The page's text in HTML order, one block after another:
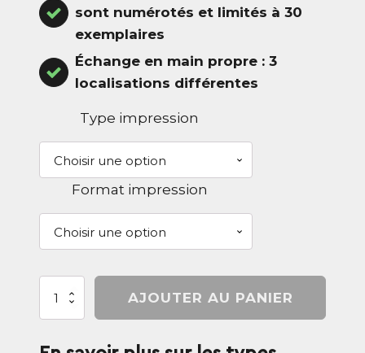
sont numérotés et limités à 30
exemplaires
Échange en main propre : 3
localisations différentes
Type impression
Format impression
quantité
Portrait
AJOUTER AU PANIER